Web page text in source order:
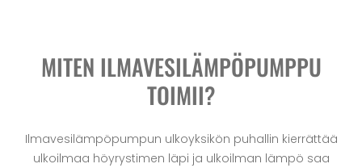
MITEN ILMAVESILÄMPÖPUMPPU
TOIMII?
Ilmavesilämpöpumpun ulkoyksikön puhallin kierrättää
ulkoilmaa höyrystimen läpi ja ulkoilman lämpö saa